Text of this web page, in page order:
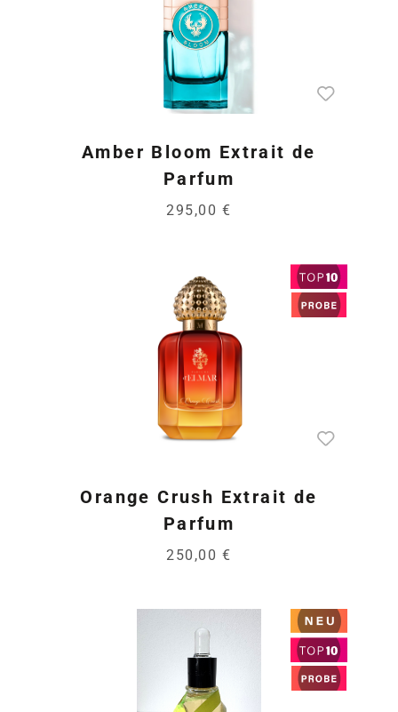
Amber Bloom Extrait de
Parfum
295,00 €
Orange Crush Extrait de
Parfum
250,00 €